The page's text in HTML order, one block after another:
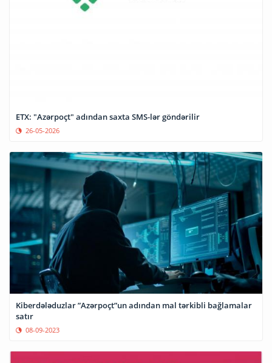
ETX: "Azərpoçt" adından saxta SMS-lər göndərilir
26-05-2026
Kiberdələduzlar ”Azərpoçt”un adından mal tərkibli bağlamalar
satır
08-09-2023